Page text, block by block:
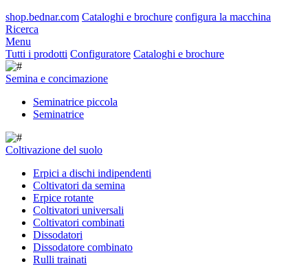
shop.bednar.com Cataloghi e brochure configura la macchina
Ricerca
Menu
Tutti i prodotti Configuratore Cataloghi e brochure
Semina e concimazione
Seminatrice piccola
Seminatrice
Coltivazione del suolo
Erpici a dischi indipendenti
Coltivatori da semina
Erpice rotante
Coltivatori universali
Coltivatori combinati
Dissodatori
Dissodatore combinato
Rulli trainati